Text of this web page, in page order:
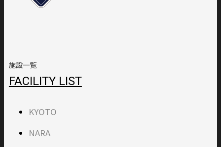
施設一覧
FACILITY LIST
KYOTO
NARA